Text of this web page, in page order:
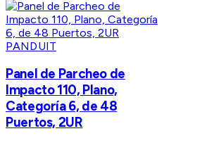
PANDUIT
Panel de Parcheo de
Impacto 110, Plano,
Categoría 6, de 48
Puertos, 2UR